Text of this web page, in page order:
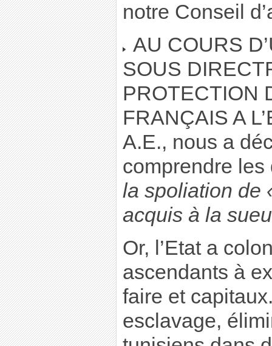
notre Conseil
AU COURS
SOUS
PROTECTION
FRANÇAIS A
A.E., nous a
comprendre
la spoliation de
acquis à la
Or, l’Etat a
ascendants à
faire et
esclavage,